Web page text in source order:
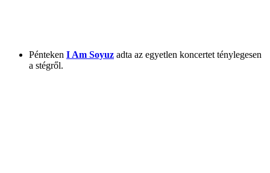
Pénteken I Am Soyuz adta az egyetlen koncertet ténylegesen
a stégről.